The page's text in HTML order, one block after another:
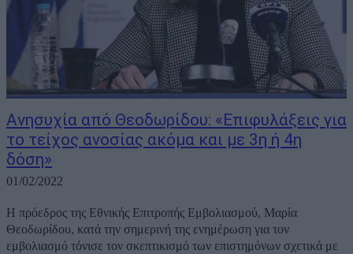
Aνησυχία από Θεοδωρίδου: «Επιφυλάξεις για
το τείχος ανοσίας ακόμα και με 3η ή 4η
δόση»
01/02/2022
Η πρόεδρος της Εθνικής Επιτροπής Εμβολιασμού, Μαρία
Θεοδωρίδου, κατά την σημερινή της ενημέρωση για τον
εμβολιασμό τόνισε τον σκεπτικισμό των επιστημόνων σχετικά με